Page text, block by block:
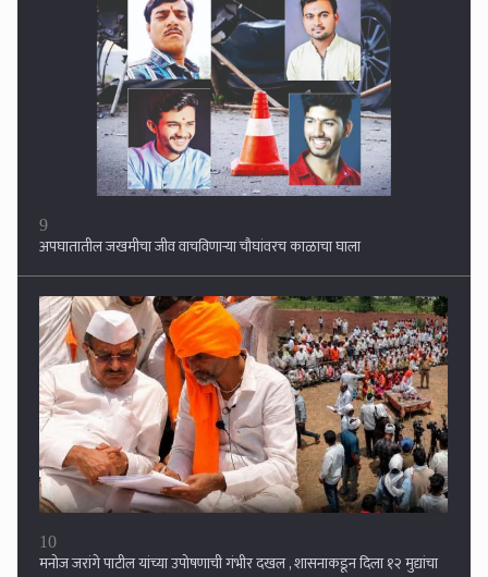
मनोज जरांगे पाटील यांच्या उपोषणाची गंभीर दखल , शासनाकडून दिला १२ मुद्यांचा
मसुदा...
1